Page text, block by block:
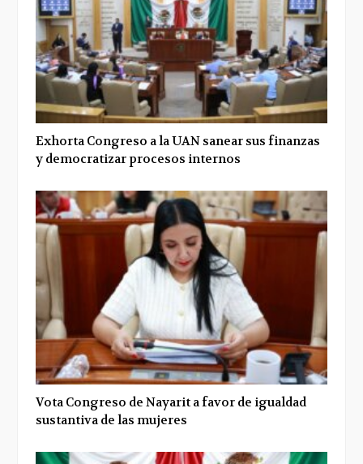
Exhorta Congreso a la UAN sanear sus finanzas
y democratizar procesos internos
Vota Congreso de Nayarit a favor de igualdad
sustantiva de las mujeres